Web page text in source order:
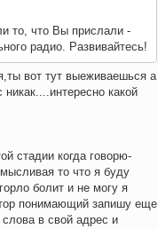
то, что Вы прислали -
радио. Развивайтесь!
вот тут выеживаешься а
какой
стадии когда говорю-
то что я буду
болит и не могу я
понимающий запишу еще
в свой адрес и